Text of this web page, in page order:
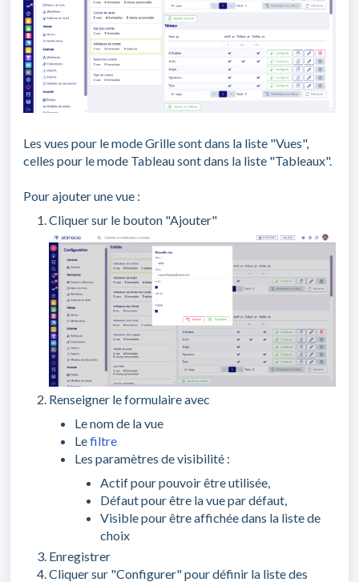
Les vues pour le mode Grille sont dans la liste "Vues",
celles pour le mode Tableau sont dans la liste "Tableaux".
Pour ajouter une vue :
Cliquer sur le bouton "Ajouter"
Renseigner le formulaire avec
Le nom de la vue
Lefiltre
Les paramètres de visibilité :
Actif pour pouvoir être utilisée,
Défaut pour être la vue par défaut,
Visible pour être affichée dans la liste de
choix
Enregistrer
Cliquer sur "Configurer" pour définir la liste des